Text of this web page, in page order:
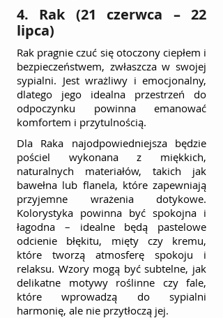
4. Rak (21 czerwca – 22
lipca)
Rak pragnie czuć się otoczony ciepłem i
bezpieczeństwem, zwłaszcza w swojej
sypialni. Jest wrażliwy i emocjonalny,
dlatego jego idealna przestrzeń do
odpoczynku powinna emanować
komfortem i przytulnością.
Dla Raka najodpowiedniejsza będzie
pościel wykonana z miękkich,
naturalnych materiałów, takich jak
bawełna lub flanela, które zapewniają
przyjemne wrażenia dotykowe.
Kolorystyka powinna być spokojna i
łagodna – idealne będą pastelowe
odcienie błękitu, mięty czy kremu,
które tworzą atmosferę spokoju i
relaksu. Wzory mogą być subtelne, jak
delikatne motywy roślinne czy fale,
które wprowadzą do sypialni
harmonię, ale nie przytłoczą jej.